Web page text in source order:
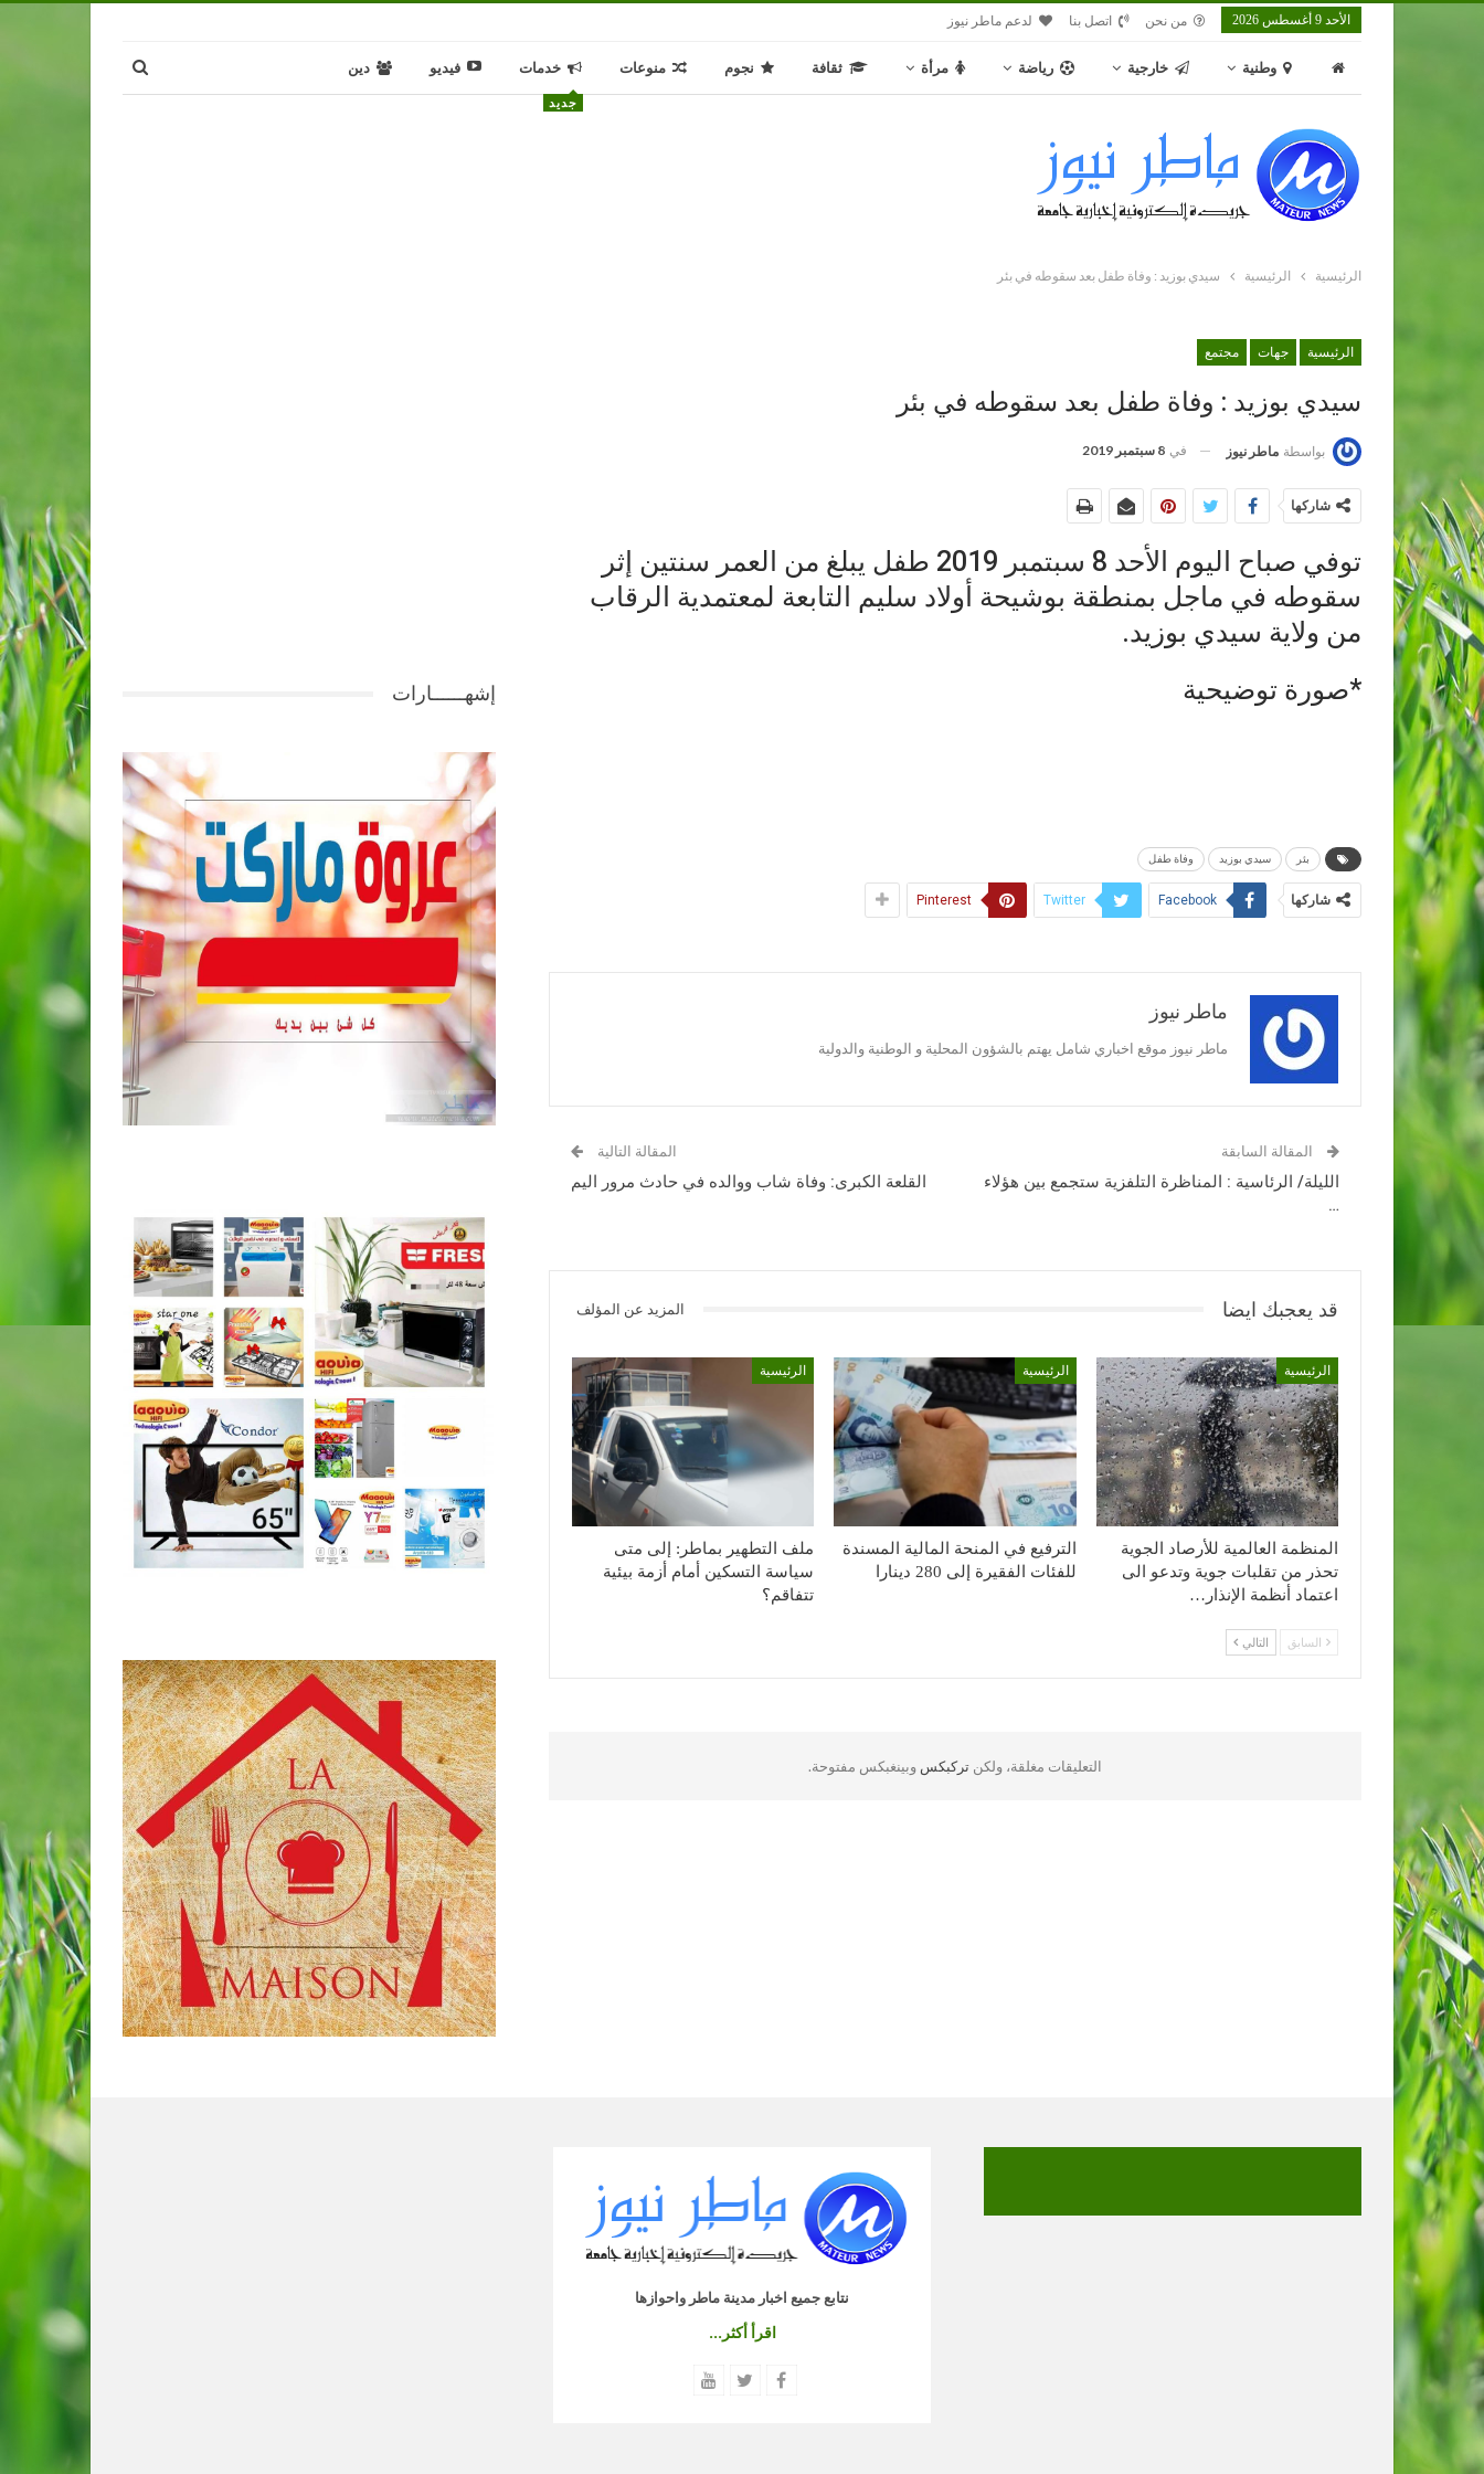
الأحد 9 أغسطس 2026 من نحن اتصل بنا لدعم ماطر نيوز
وطنية خارجية رياضة مرأة ثقافة نجوم منوعات خدمات
جديد
فيديو دين
الرئيسية الرئيسية سيدي بوزيد : وفاة طفل بعد سقوطه في بئر
الرئيسية جهات مجتمع
سيدي بوزيد : وفاة طفل بعد سقوطه في بئر
بواسطة ماطر نيوز في 8 سبتمبر 2019
شاركها
توفي صباح اليوم الأحد 8 سبتمبر 2019 طفل يبلغ من العمر سنتين إثر
سقوطه في ماجل بمنطقة بوشيحة أولاد سليم التابعة لمعتمدية الرقاب
من ولاية سيدي بوزيد.
*صورة توضيحية
بئر سيدي بوزيد وفاة طفل
شاركها Facebook
Twitter
Pinterest
ماطر نيوز
ماطر نيوز موقع اخباري شامل يهتم بالشؤون المحلية و الوطنية والدولية
المقالة السابقة
الليلة/ الرئاسية : المناظرة التلفزية ستجمع بين هؤلاء
…
المقالة التالية
القلعة الكبرى: وفاة شاب ووالده في حادث مرور اليم
قد يعجبك ايضا المزيد عن المؤلف
الرئيسية
المنظمة العالمية للأرصاد الجوية
تحذر من تقلبات جوية وتدعو الى
اعتماد أنظمة الإنذار…
الرئيسية
الترفيع في المنحة المالية المسندة
للفئات الفقيرة إلى 280 دينارا
الرئيسية
ملف التطهير بماطر: إلى متى
سياسة التسكين أمام أزمة بيئية
تتفاقم؟
السابق التالي
التعليقات مغلقة، ولكن تركبكس وبينغبكس مفتوحة.
إشهــــــارات
نتابع جميع اخبار مدينة ماطر واحوازها
اقرأ أكثر...